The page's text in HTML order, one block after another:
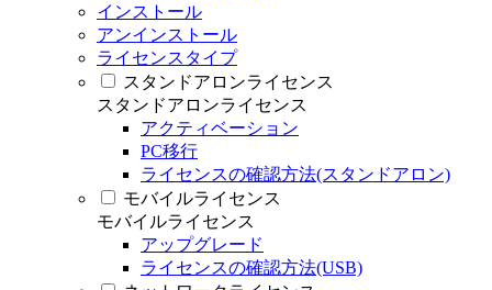
インストール
アンインストール
ライセンスタイプ
スタンドアロンライセンス
スタンドアロンライセンス
アクティベーション
PC移行
ライセンスの確認方法(スタンドアロン)
モバイルライセンス
モバイルライセンス
アップグレード
ライセンスの確認方法(USB)